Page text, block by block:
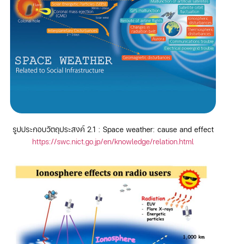
รูปประกอบวัตถุประสงค์ 2.1 : Space weather: cause and effect
https://swc.nict.go.jp/en/knowledge/relation.html